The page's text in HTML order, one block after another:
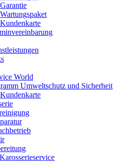
World
Umweltschutz und Sicherheit